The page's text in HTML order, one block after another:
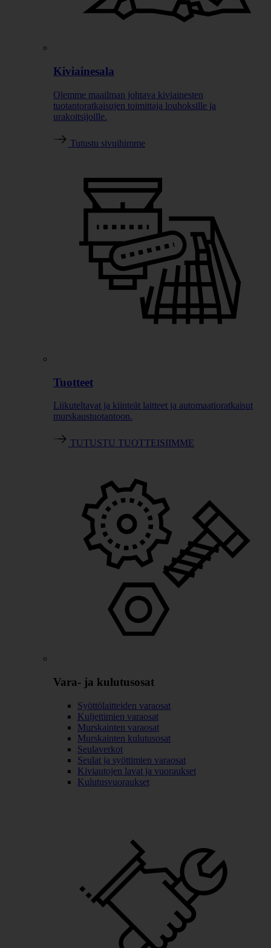
Kiviainesala
Olemme maailman johtava kiviainesten
tuotantoratkaisujen toimittaja louhoksille ja
urakoitsijoille.
Tutustu sivuihimme
Tuotteet
Liikuteltavat ja kiinteät laitteet ja automaatioratkaisut
murskaustuotantoon.
TUTUSTU TUOTTEISIIMME
Vara- ja kulutusosat
Syöttölaitteiden varaosat
Kuljettimien varaosat
Murskainten varaosat
Murskainten kulutusosat
Seulaverkot
Seulat ja syöttimien varaosat
Kiviautojen lavat ja vuoraukset
Kulutusvuoraukset